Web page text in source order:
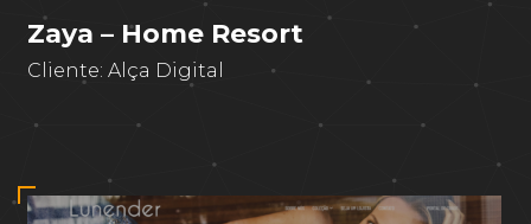
Zaya – Home Resort
Cliente: Alça Digital